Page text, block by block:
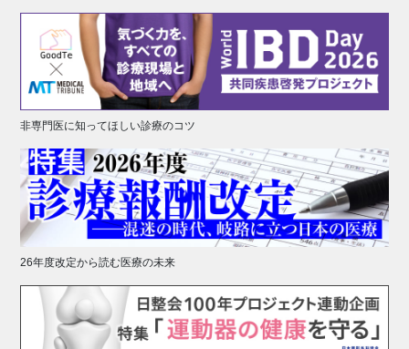
非専門医に知ってほしい診療のコツ
26年度改定から読む医療の未来